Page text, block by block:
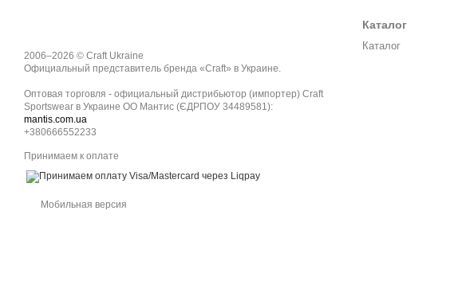
2006–2026 © Craft Ukraine
Официальный представитель бренда «Craft» в Украине.
Оптовая торговля - официальный дистрибьютор (импортер) Craft
Sportswear в Украине ОО Мантис (ЄДРПОУ 34489581):
mantis.com.ua
+380666552233
Принимаем к оплате
Мобильная версия
Каталог
Каталог